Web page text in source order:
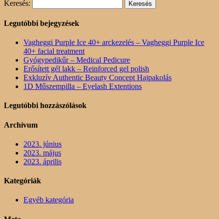
Keresés:
Legutóbbi bejegyzések
Vagheggi Purple Ice 40+ arckezelés – Vagheggi Purple Ice
40+ facial treatment
Gyógypedikűr – Medical Pedicure
Erősített gél lakk – Reinforced gel polish
Exkluzív Authentic Beauty Concept Hajpakolás
1D Műszempilla – Eyelash Extentions
Legutóbbi hozzászólások
Archívum
2023. június
2023. május
2023. április
Kategóriák
Egyéb kategória